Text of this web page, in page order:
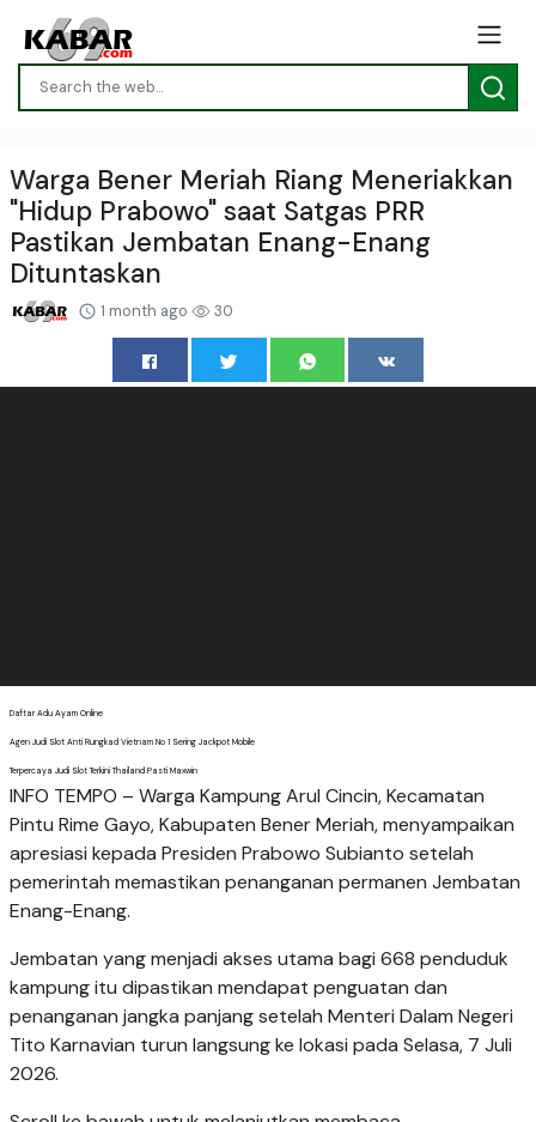
Warga Bener Meriah Riang Meneriakkan
"Hidup Prabowo" saat Satgas PRR
Pastikan Jembatan Enang-Enang
Dituntaskan
1 month ago 30
Daftar Adu Ayam Online
Agen Judi Slot Anti Rungkad Vietnam No 1 Sering Jackpot Mobile
Terpercaya Judi Slot Terkini Thailand Pasti Maxwin
INFO TEMPO – Warga Kampung Arul Cincin, Kecamatan
Pintu Rime Gayo, Kabupaten Bener Meriah, menyampaikan
apresiasi kepada Presiden Prabowo Subianto setelah
pemerintah memastikan penanganan permanen Jembatan
Enang-Enang.
Jembatan yang menjadi akses utama bagi 668 penduduk
kampung itu dipastikan mendapat penguatan dan
penanganan jangka panjang setelah Menteri Dalam Negeri
Tito Karnavian turun langsung ke lokasi pada Selasa, 7 Juli
2026.